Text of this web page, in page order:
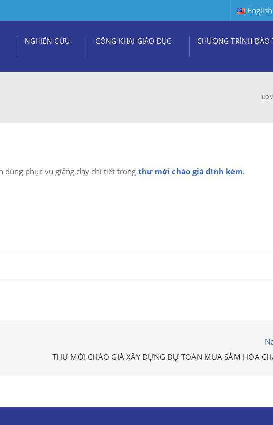
English
NGHIÊN CỨU CÔNG KHAI GIÁO DỤC CHƯƠNG TRÌNH ĐÀO
dùng phục vụ giảng dạy chi tiết trong thư mời chào giá đính kèm.
THƯ MỜI CHÀO GIÁ XÂY DỰNG DỰ TOÁN MUA SẮM HÓA